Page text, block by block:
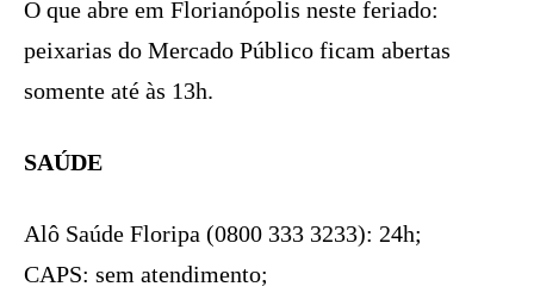
O que abre em Florianópolis neste feriado:
peixarias do Mercado Público ficam abertas
somente até às 13h.
SAÚDE
Alô Saúde Floripa (0800 333 3233): 24h;
CAPS: sem atendimento;